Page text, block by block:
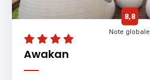
Awakan
8,8
Note globale